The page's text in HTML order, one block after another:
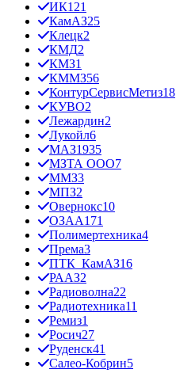
ИК121
КамАЗ25
Клецк2
КМД2
КМЗ1
КММЗ56
КонтурСервисМетиз18
КУВО2
Лежардин2
Лукойл6
МАЗ1935
МЗТА ООО7
ММЗ3
МПЗ2
Овернокс10
ОЗАА171
Полимертехника4
Према3
ПТК_КамАЗ16
РААЗ2
Радиоволна22
Радиотехника11
Ремиз1
Росич27
Руденск41
Салео-Кобрин5